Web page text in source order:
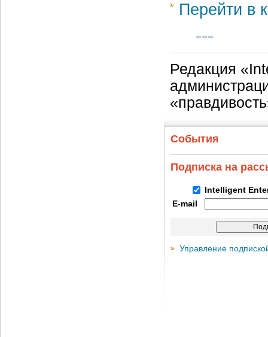
Перейти в
Редакция
События
Подписка на
Intelligent
E-mail
Управление